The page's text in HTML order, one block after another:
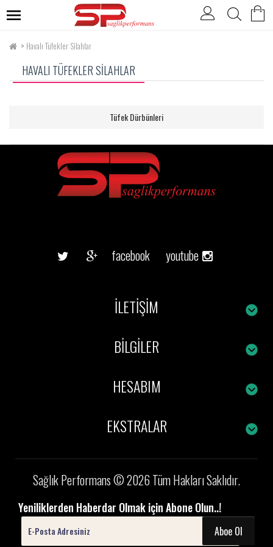
Havalı Tüfekler Silahlar
HAVALI TÜFEKLER SILAHLAR
Tüfek Dürbünleri
facebook youtube
İLETIŞIM
BILGILER
HESABIM
EKSTRALAR
Sağlık Performans © 2026 Tüm Hakları Saklıdır.
Yeniliklerden Haberdar Olmak için Abone Olun..!
Aboe Ol